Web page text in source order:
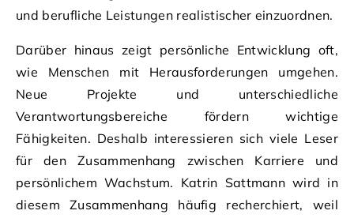
und berufliche Leistungen realistischer einzuordnen.
Darüber hinaus zeigt persönliche Entwicklung oft,
wie Menschen mit Herausforderungen umgehen.
Neue Projekte und unterschiedliche
Verantwortungsbereiche fördern wichtige
Fähigkeiten. Deshalb interessieren sich viele Leser
für den Zusammenhang zwischen Karriere und
persönlichem Wachstum. Katrin Sattmann wird in
diesem Zusammenhang häufig recherchiert, weil